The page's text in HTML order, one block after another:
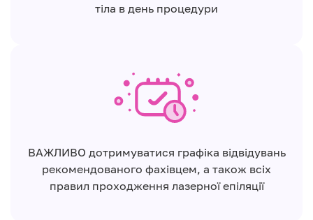
тіла в день процедури
ВАЖЛИВО дотримуватися графіка відвідувань
рекомендованого фахівцем, а також всіх
правил проходження лазерної епіляції